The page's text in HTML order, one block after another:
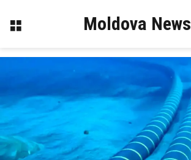
Меню Moldova News